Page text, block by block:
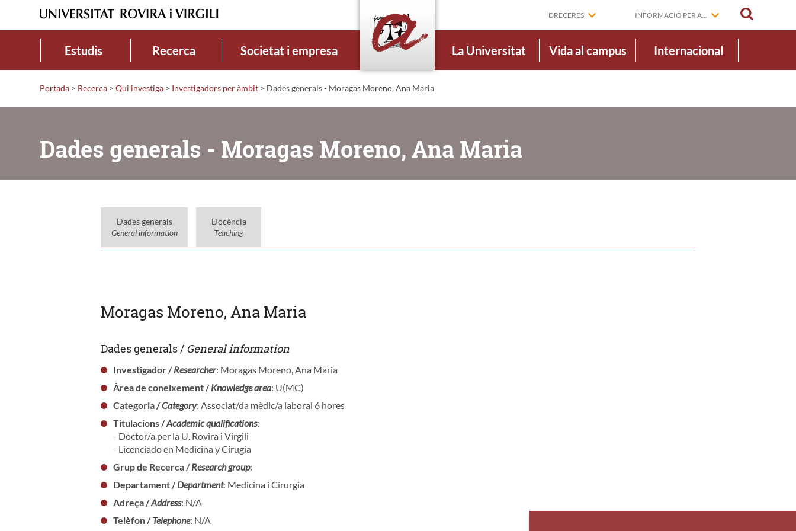
DRECERES INFORMACIÓ PER A...
Estudis Recerca Societat i empresa La Universitat Vida al campus Internacional
Portada > Recerca > Qui investiga > Investigadors per àmbit > Dades generals - Moragas Moreno, Ana Maria
Dades generals - Moragas Moreno, Ana Maria
Dades generals
General information
Docència
Teaching
Moragas Moreno, Ana Maria
Dades generals / General information
Investigador /Researcher: Moragas Moreno, Ana Maria
Àrea de coneixement /Knowledge area: U(MC)
Categoria /Category: Associat/da mèdic/a laboral 6 hores
Titulacions /Academic qualifications:
- Doctor/a per la U. Rovira i Virgili
- Licenciado en Medicina y Cirugía
Grup de Recerca /Research group:
Departament /Department: Medicina i Cirurgia
Adreça /Address: N/A
Telèfon /Telephone: N/A